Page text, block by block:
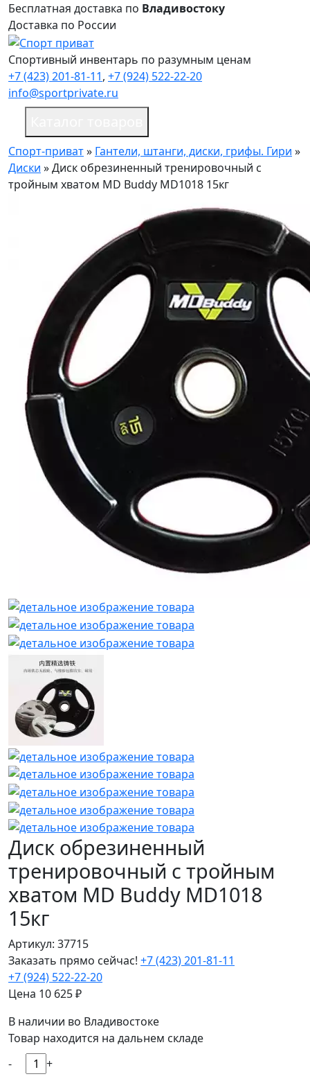
Бесплатная доставка по Владивостоку
Доставка по России
Спортивный инвентарь по разумным ценам
+7 (423) 201-81-11, +7 (924) 522-22-20
info@sportprivate.ru
Спорт-приват» Гантели, штанги, диски, грифы. Гири »
Диски »Диск обрезиненный тренировочный с
тройным хватом MD Buddy MD1018 15кг
Диск обрезиненный
тренировочный с тройным
хватом MD Buddy MD1018
15кг
Артикул: 37715
Заказать прямо сейчас! +7 (423) 201-81-11
+7 (924) 522-22-20
Цена 10 625₽
В наличии во Владивостоке
Товар находится на дальнем складе
-
+